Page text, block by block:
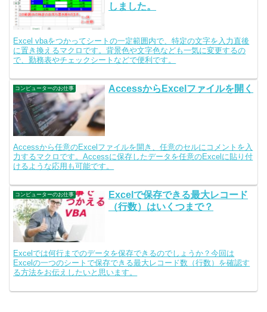
しました。
Excel vbaをつかってシートの一定範囲内で、特定の文字を入力直後
に置き換えるマクロです。背景色や文字色なども一気に変更するの
で、勤務表やチェックシートなどで便利です。
コンピューターのお仕事 AccessからExcelファイルを開く
Accessから任意のExcelファイルを開き、任意のセルにコメントを入
力するマクロです。Accessに保存したデータを任意のExcelに貼り付
けるような応用も可能です。
コンピューターのお仕事
Excelで保存できる最大レコード
（行数）はいくつまで？
Excelでは何行までのデータを保存できるのでしょうか？今回は
Excelの一つのシートで保存できる最大レコード数（行数）を確認す
る方法をお伝えしたいと思います。